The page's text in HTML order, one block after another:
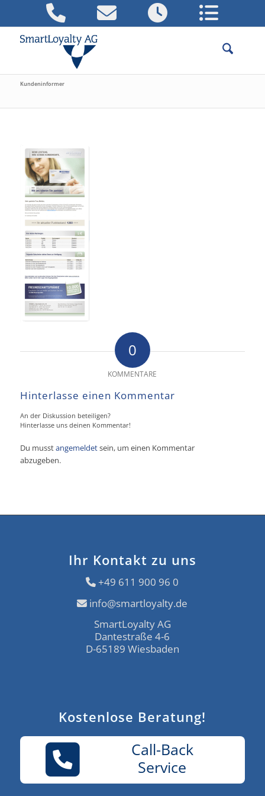
Kundeninformer
0
KOMMENTARE
Hinterlasse einen Kommentar
An der Diskussion beteiligen?
Hinterlasse uns deinen Kommentar!
Du musstangemeldetsein, um einen Kommentar
abzugeben.
Ihr Kontakt zu uns
+49 611 900 96 0
info@smartloyalty.de
SmartLoyalty AG
Dantestraße 4-6
D-65189 Wiesbaden
Kostenlose Beratung!
Call-Back
Service